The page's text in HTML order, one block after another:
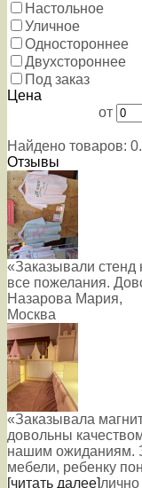
Настольное
Уличное
Одностороннее
Двухстороннее
Под заказ
Цена
от
Найдено товаров: 0.
Отзывы
«Заказывали стенд
все пожелания.
Назарова Мария,
Москва
«Заказывала
довольны
нашим ожиданиям.
мебели, ребенку
[читать далее]